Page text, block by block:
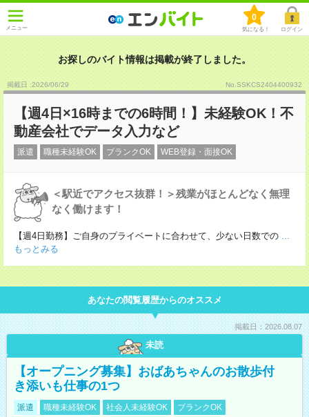
メニュー
0
気になる！ ログイン
お探しのバイト情報は掲載が終了しました。
掲載日 :2026/06/29 No.SSKCS2404400932
【週4日×16時までの6時間！】未経験OK！不
動産会社でデータ入力など
派遣 職種未経験OK ブランクOK WEB登録・面接OK
＜駅近でアクセス抜群！＞残業がほとんどなく無理
なく働けます！
【週4日勤務】ご自身のプライベートに合わせて、少ない日数での ...
もっとみる
あなたの閲覧履歴からのオススメ
掲載日：2026.08.07
未読
【オープニング募集】おばあちゃんのお散歩付
き添いも仕事の1つ
派遣 職種未経験OK 社会人未経験OK
ブランクOK